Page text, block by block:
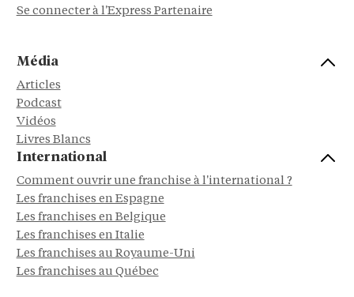
Se connecter à l'Express Partenaire
Média
Articles
Podcast
Vidéos
Livres Blancs
International
Comment ouvrir une franchise à l'international ?
Les franchises en Espagne
Les franchises en Belgique
Les franchises en Italie
Les franchises au Royaume-Uni
Les franchises au Québec